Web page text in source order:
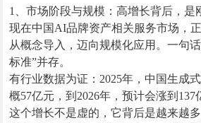
1、市场阶段与规模：高增长背后，是
现在中国AI品牌资产相关服务市场，
从概念导入，迈向规模化应用。一句
标准”并存。
有行业数据为证：2025年，中国生成
概57亿元，到2026年，预计会涨到137
这个增长不是虚的，它背后是越来越